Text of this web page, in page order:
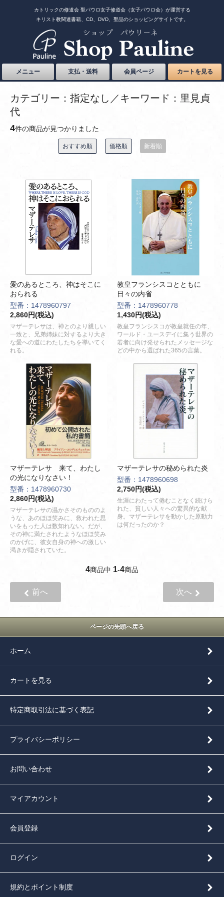
カトリックの修道会 聖パウロ女子修道会（女子パウロ会）が運営する
キリスト教関連書籍、CD、DVD、聖品のショッピングサイトです。
メニュー 支払・送料 会員ページ カートを見る
カテゴリー：指定なし／キーワード：里見貞
代
4件の商品が見つかりました
おすすめ順 価格順 新着順
愛のあるところ、神はそこに
おられる
型番：1478960797
2,860円(税込)
マザーテレサは、神とのより親しい
一致と、兄弟姉妹に対するより大き
な愛への道にわたしたちを導いてく
れる。
教皇フランシスコとともに
日々の内省
型番：1478960778
1,430円(税込)
教皇フランシスコが教皇就任の年、
ワールド・ユースデイに集う世界の
若者に向け発せられたメッセージな
どの中から選ばれた365の言葉。
マザーテレサ 来て、わたし
の光になりなさい！
型番：1478960730
2,860円(税込)
マザーテレサの温かさそのもののよ
うな、あのほほ笑みに、救われた思
いをもった人は数知れない。だが、
その神に満たされたようなほほ笑み
のかげに、彼女自身の神への激しい
渇きが隠されていた。
マザーテレサの秘められた炎
型番：1478960698
2,750円(税込)
生涯にわたって倦むことなく続けら
れた、貧しい人々への驚異的な献
身。マザーテレサを動かした原動力
は何だったのか？
4商品中 1-4商品
前へ 次へ
ページの先頭へ戻る
ホーム
カートを見る
特定商取引法に基づく表記
プライバシーポリシー
お問い合わせ
マイアカウント
会員登録
ログイン
規約とポイント制度